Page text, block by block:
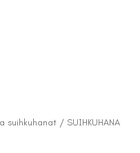
suihkuhanat / SUIHKUHANA